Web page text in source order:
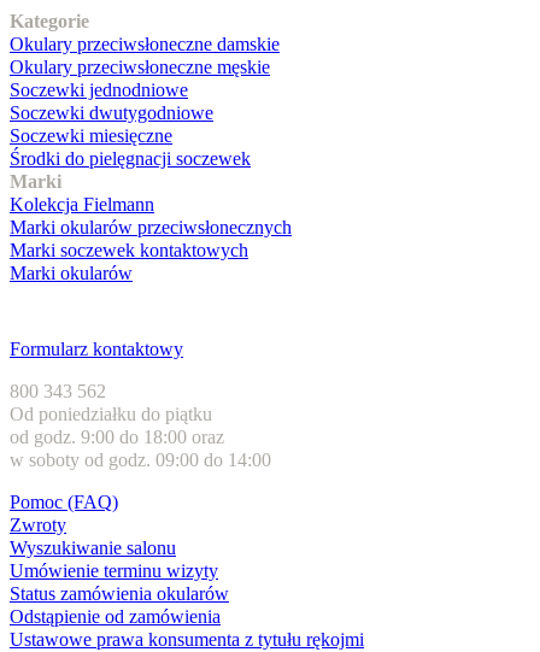
Kategorie
Okulary przeciwsłoneczne damskie
Okulary przeciwsłoneczne męskie
Soczewki jednodniowe
Soczewki dwutygodniowe
Soczewki miesięczne
Środki do pielęgnacji soczewek
Marki
Kolekcja Fielmann
Marki okularów przeciwsłonecznych
Marki soczewek kontaktowych
Marki okularów
Formularz kontaktowy
800 343 562
Od poniedziałku do piątku
od godz. 9:00 do 18:00 oraz
w soboty od godz. 09:00 do 14:00
Pomoc (FAQ)
Zwroty
Wyszukiwanie salonu
Umówienie terminu wizyty
Status zamówienia okularów
Odstąpienie od zamówienia
Ustawowe prawa konsumenta z tytułu rękojmi